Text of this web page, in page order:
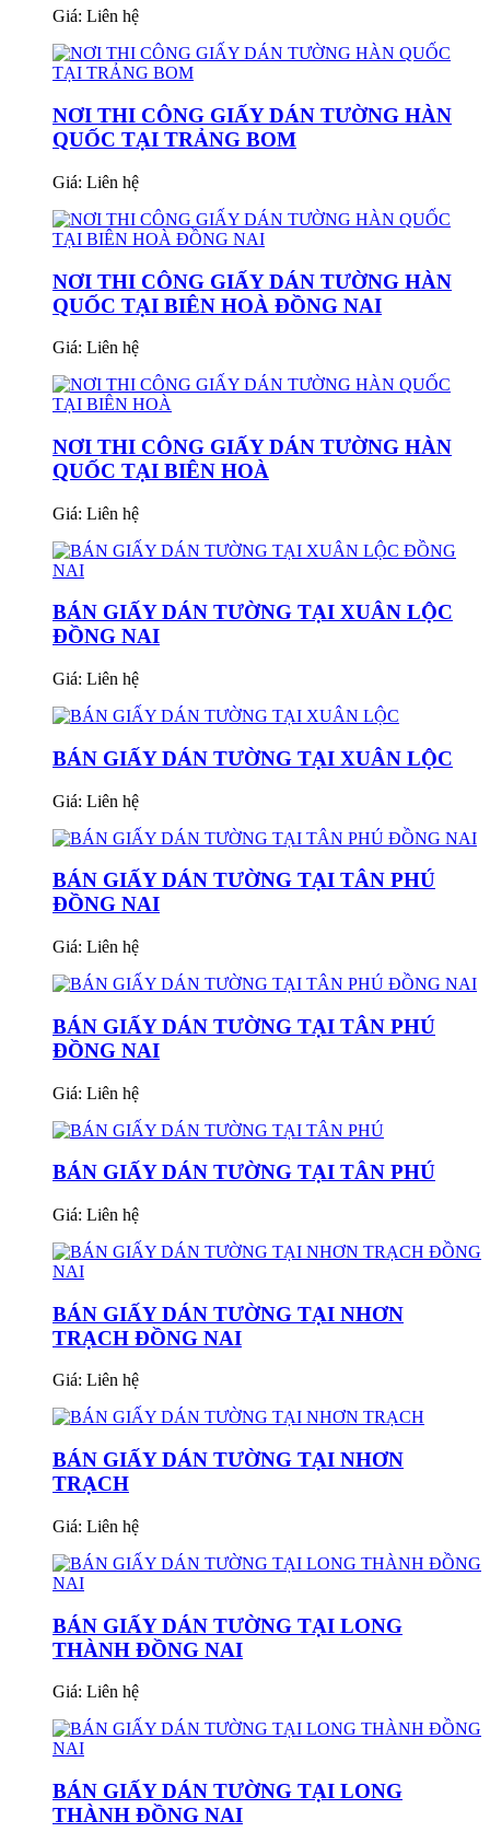
Giá: Liên hệ
NƠI THI CÔNG GIẤY DÁN TƯỜNG HÀN
QUỐC TẠI TRẢNG BOM
Giá: Liên hệ
NƠI THI CÔNG GIẤY DÁN TƯỜNG HÀN
QUỐC TẠI BIÊN HOÀ ĐỒNG NAI
Giá: Liên hệ
NƠI THI CÔNG GIẤY DÁN TƯỜNG HÀN
QUỐC TẠI BIÊN HOÀ
Giá: Liên hệ
BÁN GIẤY DÁN TƯỜNG TẠI XUÂN LỘC
ĐỒNG NAI
Giá: Liên hệ
BÁN GIẤY DÁN TƯỜNG TẠI XUÂN LỘC
Giá: Liên hệ
BÁN GIẤY DÁN TƯỜNG TẠI TÂN PHÚ
ĐỒNG NAI
Giá: Liên hệ
BÁN GIẤY DÁN TƯỜNG TẠI TÂN PHÚ
ĐỒNG NAI
Giá: Liên hệ
BÁN GIẤY DÁN TƯỜNG TẠI TÂN PHÚ
Giá: Liên hệ
BÁN GIẤY DÁN TƯỜNG TẠI NHƠN
TRẠCH ĐỒNG NAI
Giá: Liên hệ
BÁN GIẤY DÁN TƯỜNG TẠI NHƠN
TRẠCH
Giá: Liên hệ
BÁN GIẤY DÁN TƯỜNG TẠI LONG
THÀNH ĐỒNG NAI
Giá: Liên hệ
BÁN GIẤY DÁN TƯỜNG TẠI LONG
THÀNH ĐỒNG NAI